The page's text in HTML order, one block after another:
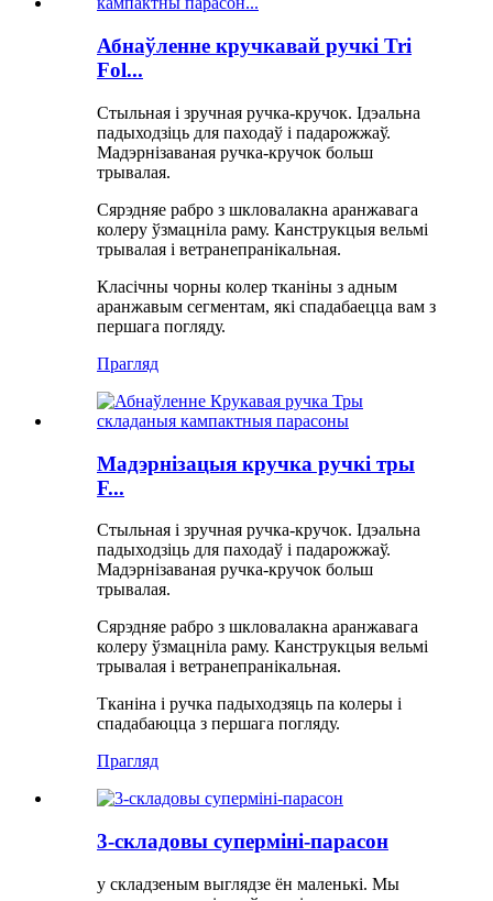
Абнаўленне кручкавай ручкі Tri
Fol...
Стыльная і зручная ручка-кручок. Ідэальна
падыходзіць для паходаў і падарожжаў.
Мадэрнізаваная ручка-кручок больш
трывалая.
Сярэдняе рабро з шкловалакна аранжавага
колеру ўзмацніла раму. Канструкцыя вельмі
трывалая і ветранепранікальная.
Класічны чорны колер тканіны з адным
аранжавым сегментам, які спадабаецца вам з
першага погляду.
Прагляд
Мадэрнізацыя кручка ручкі тры
F...
Стыльная і зручная ручка-кручок. Ідэальна
падыходзіць для паходаў і падарожжаў.
Мадэрнізаваная ручка-кручок больш
трывалая.
Сярэдняе рабро з шкловалакна аранжавага
колеру ўзмацніла раму. Канструкцыя вельмі
трывалая і ветранепранікальная.
Тканіна і ручка падыходзяць па колеры і
спадабаюцца з першага погляду.
Прагляд
3-складовы суперміні-парасон
у складзеным выглядзе ён маленькі. Мы